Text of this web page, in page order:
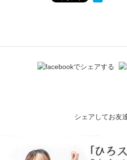
シェアしてお友